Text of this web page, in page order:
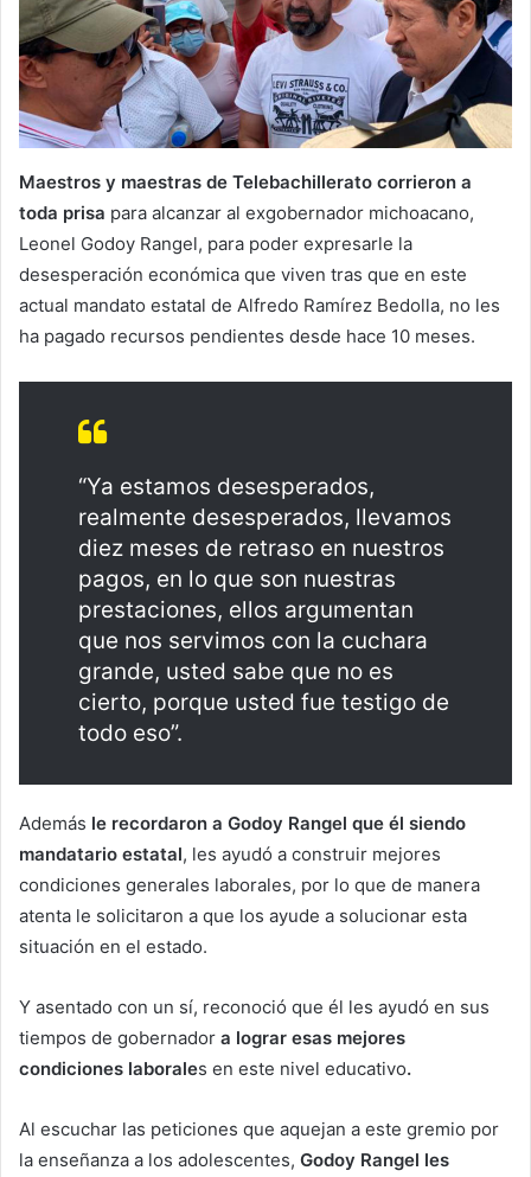
Maestros y maestras de Telebachillerato corrieron a
toda prisa para alcanzar al exgobernador michoacano,
Leonel Godoy Rangel, para poder expresarle la
desesperación económica que viven tras que en este
actual mandato estatal de Alfredo Ramírez Bedolla, no les
ha pagado recursos pendientes desde hace 10 meses.
“Ya estamos desesperados,
realmente desesperados, llevamos
diez meses de retraso en nuestros
pagos, en lo que son nuestras
prestaciones, ellos argumentan
que nos servimos con la cuchara
grande, usted sabe que no es
cierto, porque usted fue testigo de
todo eso”.
Además le recordaron a Godoy Rangel que él siendo
mandatario estatal, les ayudó a construir mejores
condiciones generales laborales, por lo que de manera
atenta le solicitaron a que los ayude a solucionar esta
situación en el estado.
Y asentado con un sí, reconoció que él les ayudó en sus
tiempos de gobernador a lograr esas mejores
condiciones laborales en este nivel educativo.
Al escuchar las peticiones que aquejan a este gremio por
la enseñanza a los adolescentes, Godoy Rangel les